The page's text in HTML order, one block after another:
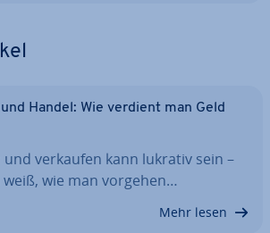
Handel: Wie verdient man Geld
verkaufen kann lukrativ sein –
wie man vorgehen…
Mehr lesen